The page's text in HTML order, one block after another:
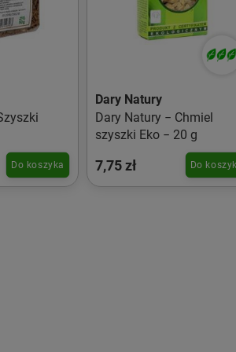
Do koszyka
Dary Natury
Dary Natury − Chmiel
szyszki Eko − 20 g
7,75 zł Do